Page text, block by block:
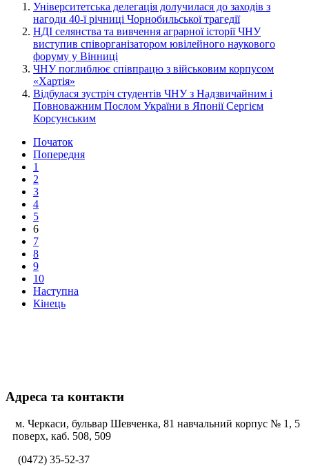
Університетська делегація долучилася до заходів з
нагоди 40-ї річниці Чорнобильської трагедії
НДІ селянства та вивчення аграрної історії ЧНУ
виступив співорганізатором ювілейного наукового
форуму у Вінниці
ЧНУ поглиблює співпрацю з військовим корпусом
«Хартія»
Відбулася зустріч студентів ЧНУ з Надзвичайним і
Повноважним Послом України в Японії Сергієм
Корсунським
Початок
Попередня
1
2
3
4
5
6
7
8
9
10
Наступна
Кінець
Адреса та контакти
м. Черкаси, бульвар Шевченка, 81 навчальний корпус № 1, 5
поверх, каб. 508, 509
(0472) 35-52-37